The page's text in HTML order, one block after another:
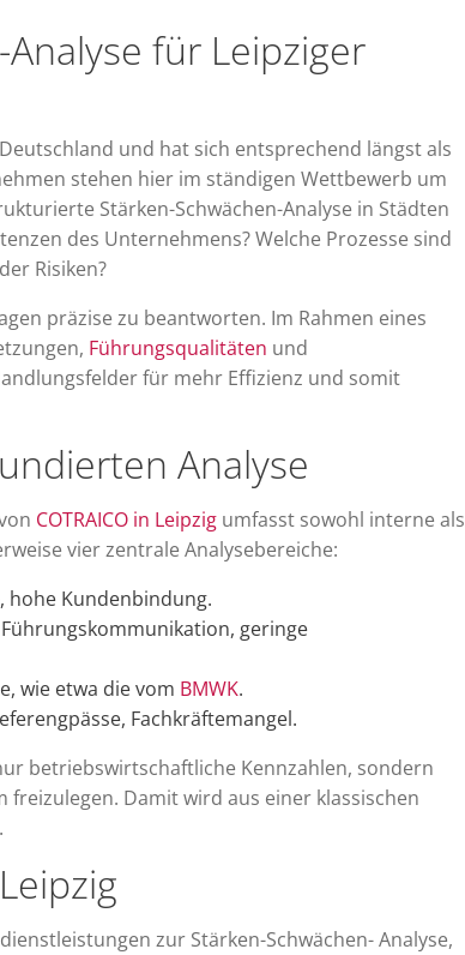
für Leipziger
und hat sich entsprechend längst als
stehen hier im ständigen Wettbewerb um
Stärken-Schwächen-Analyse in Städten
des Unternehmens? Welche Prozesse sind
Risiken?
präzise zu beantworten. Im Rahmen eines
Führungsqualitäten und
für mehr Effizienz und somit
Analyse
COTRAICO in Leipzig umfasst sowohl interne als
vier zentrale Analysebereiche:
hohe Kundenbindung.
geringe
wie etwa die vom BMWK.
Fachkräftemangel.
betriebswirtschaftliche Kennzahlen, sondern
Damit wird aus einer klassischen
zur Stärken-Schwächen- Analyse,